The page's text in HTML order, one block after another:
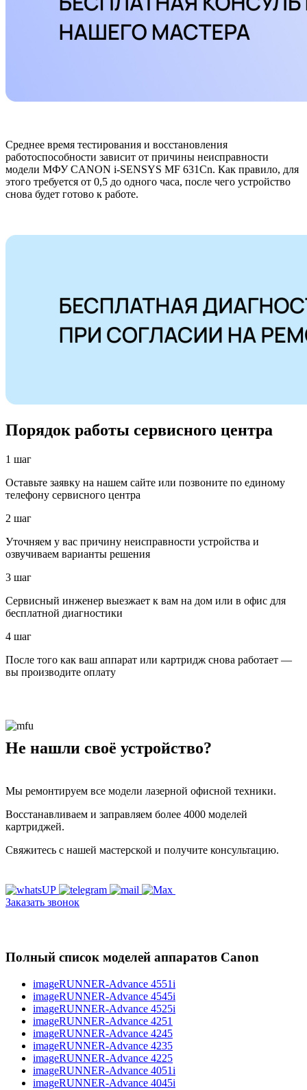
Среднее время тестирования и восстановления
работоспособности зависит от причины неисправности
модели МФУ CANON i-SENSYS MF 631Cn. Как правило, для
этого требуется от 0,5 до одного часа, после чего устройство
снова будет готово к работе.
Порядок работы сервисного центра
1 шаг
Оставьте заявку на нашем сайте или позвоните по единому
телефону сервисного центра
2 шаг
Уточняем у вас причину неисправности устройства и
озвучиваем варианты решения
3 шаг
Сервисный инженер выезжает к вам на дом или в офис для
бесплатной диагностики
4 шаг
После того как ваш аппарат или картридж снова работает —
вы производите оплату
Не нашли своё устройство?
Мы ремонтируем все модели лазерной офисной техники.
Восстанавливаем и заправляем более 4000 моделей
картриджей.
Свяжитесь с нашей мастерской и получите консультацию.
Заказать звонок
Полный список моделей аппаратов Canon
imageRUNNER-Advance 4551i
imageRUNNER-Advance 4545i
imageRUNNER-Advance 4525i
imageRUNNER-Advance 4251
imageRUNNER-Advance 4245
imageRUNNER-Advance 4235
imageRUNNER-Advance 4225
imageRUNNER-Advance 4051i
imageRUNNER-Advance 4045i